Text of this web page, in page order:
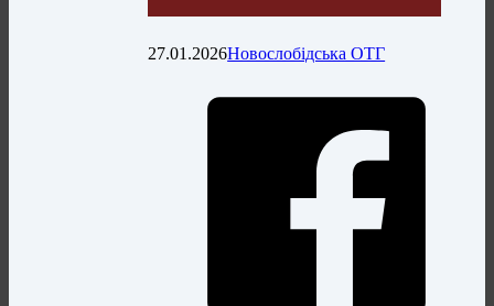
27.01.2026Новослобідська ОТГ